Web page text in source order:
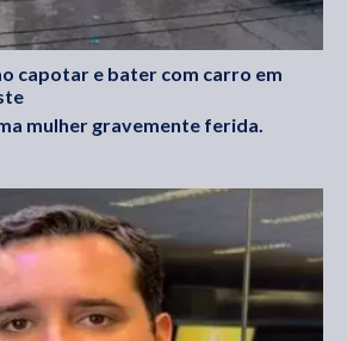
capotar e bater com carro em
mulher gravemente ferida.